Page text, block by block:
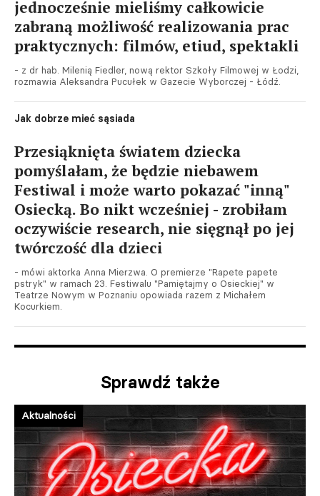
jednocześnie mieliśmy całkowicie
zabraną możliwość realizowania prac
praktycznych: filmów, etiud, spektakli
- z dr hab. Milenią Fiedler, nową rektor Szkoły Filmowej w Łodzi,
rozmawia Aleksandra Pucułek w Gazecie Wyborczej - Łódź.
Jak dobrze mieć sąsiada
Przesiąknięta światem dziecka
pomyślałam, że będzie niebawem
Festiwal i może warto pokazać "inną"
Osiecką. Bo nikt wcześniej - zrobiłam
oczywiście research, nie sięgnął po jej
twórczość dla dzieci
- mówi aktorka Anna Mierzwa. O premierze "Rapete papete
pstryk" w ramach 23. Festiwalu "Pamiętajmy o Osieckiej" w
Teatrze Nowym w Poznaniu opowiada razem z Michałem
Kocurkiem.
Sprawdź także
Aktualności